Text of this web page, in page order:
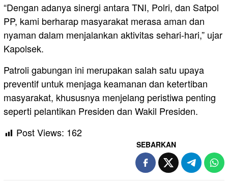
“Dengan adanya sinergi antara TNI, Polri, dan Satpol
PP, kami berharap masyarakat merasa aman dan
nyaman dalam menjalankan aktivitas sehari-hari,” ujar
Kapolsek.
Patroli gabungan ini merupakan salah satu upaya
preventif untuk menjaga keamanan dan ketertiban
masyarakat, khususnya menjelang peristiwa penting
seperti pelantikan Presiden dan Wakil Presiden.
Post Views: 162
SEBARKAN